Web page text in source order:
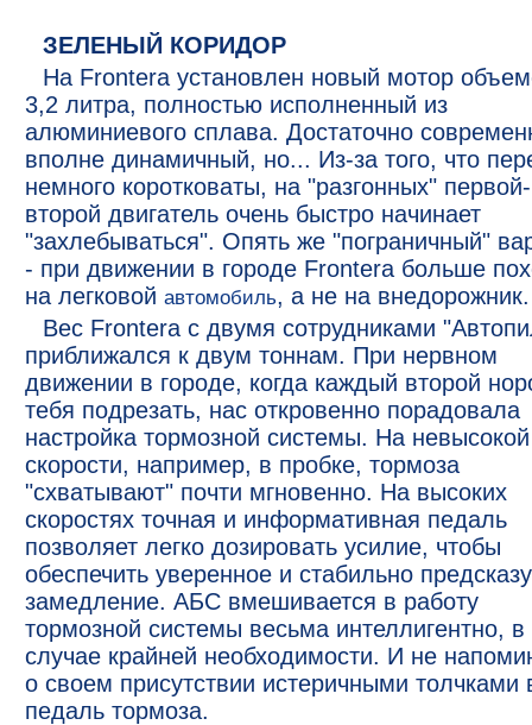
ЗЕЛЕНЫЙ КОРИДОР
На Frontera установлен новый мотор
3,2 литра, полностью исполненный из
алюминиевого сплава. Достаточно
вполне динамичный, но... Из-за того, что
немного коротковаты, на "разгонных" первой-
второй двигатель очень быстро начинает
"захлебываться". Опять же "пограничный"
- при движении в городе Frontera больше
на легковой автомобиль, а не на внедорожник.
Вес Frontera с двумя сотрудниками
приближался к двум тоннам. При нервном
движении в городе, когда каждый второй
тебя подрезать, нас откровенно порадовала
настройка тормозной системы. На невысокой
скорости, например, в пробке, тормоза
"схватывают" почти мгновенно. На высоких
скоростях точная и информативная педаль
позволяет легко дозировать усилие, чтобы
обеспечить уверенное и стабильно
замедление. АБС вмешивается в работу
тормозной системы весьма интеллигентно, в
случае крайней необходимости. И не
о своем присутствии истеричными толчками
педаль тормоза.